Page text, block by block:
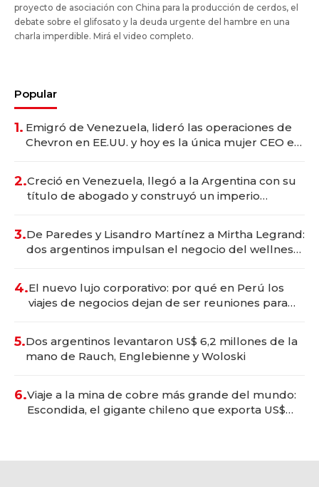
proyecto de asociación con China para la producción de cerdos, el
debate sobre el glifosato y la deuda urgente del hambre en una
charla imperdible. Mirá el video completo.
Popular
1. Emigró de Venezuela, lideró las operaciones de
Chevron en EE.UU. y hoy es la única mujer CEO en
2.Creció en Venezuela, llegó a la Argentina con su
título de abogado y construyó un imperio
3.De Paredes y Lisandro Martínez a Mirtha Legrand:
dos argentinos impulsan el negocio del wellness
4.El nuevo lujo corporativo: por qué en Perú los
viajes de negocios dejan de ser reuniones para
5.Dos argentinos levantaron US$ 6,2 millones de la
mano de Rauch, Englebienne y Woloski
6.Viaje a la mina de cobre más grande del mundo:
Escondida, el gigante chileno que exporta US$